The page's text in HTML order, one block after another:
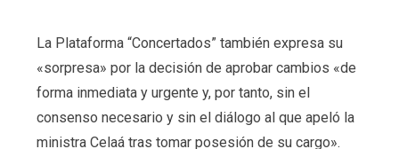
La Plataforma “Concertados” también expresa su
«sorpresa» por la decisión de aprobar cambios «de
forma inmediata y urgente y, por tanto, sin el
consenso necesario y sin el diálogo al que apeló la
ministra Celaá tras tomar posesión de su cargo».